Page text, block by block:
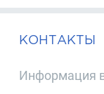
КОНТАКТЫ
Информация